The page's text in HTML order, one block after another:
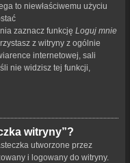
to niewłaściwemu użyciu
zaznacz funkcję Loguj mnie
z witryny z ogólnie
internetowej, sali
nie widzisz tej funkcji,
witryny”?
utworzone przez
i logowany do witryny.